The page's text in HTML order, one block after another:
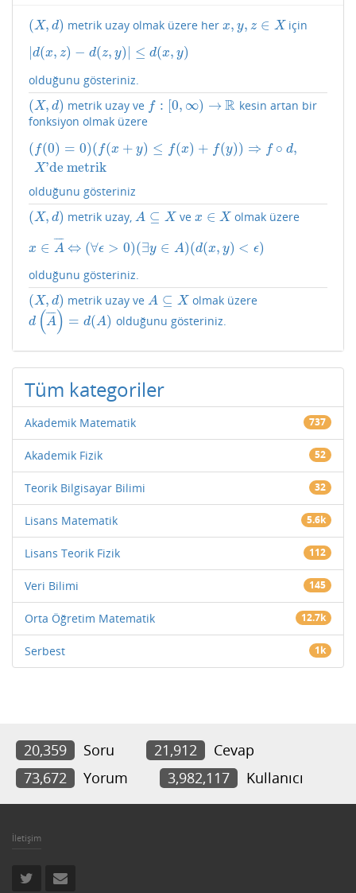
(X, d)
(X,d) metrik uzay olmak üzere herx, y, z ∈ X
x,y ,z∈X için
d(x, z) − d(z, y) ≤ d(x, y)
|d( x,z )−d(z y)| d( x,y)
olduğunu gösteriniz.
(X, d)
(X,d) metrik uzay ve f : [0, ∞) → R
f:[ 0 ∞)→R
kesin artan bir
fonksiyon olmak üzere
( f(0) = 0)( f(x + y) ≤ f(x) + f(y)) ⇒ f ∘ d,
X'de metrik
( f(0)=0)(f( x+y)≤ (x) f(y))⇒ f∘ d, X'de metrik
olduğunu gösteriniz
(X, d)
(X,d) metrik uzay,A ⊆ X
A⊆X ve x ∈ X
x∈X olmak üzere
x ∈ A
¯¯
¯¯ ⇔ (∀ϵ > 0)(∃y ∈ A)(d(x, y) < ϵ)
x∈A¯⇔(∀ ϵ>0)(∃y ∈A)(d(x,y)<ϵ)
olduğunu gösteriniz.
(X, d)
(X,d) metrik uzay veA ⊆ X
A⊆X olmak üzere
d (A
¯¯
¯¯) = d(A)
d A ¯)=d (A olduğunu gösteriniz.
Tüm kategoriler
Akademik Matematik 737
Akademik Fizik 52
Teorik Bilgisayar Bilimi 32
Lisans Matematik 5.6k
Lisans Teorik Fizik 112
Veri Bilimi 145
Orta Öğretim Matematik 12.7k
Serbest 1k
20,359 Soru 21,912
Cevap
73,672
Yorum 3,982,117 Kullanıcı
İletişim